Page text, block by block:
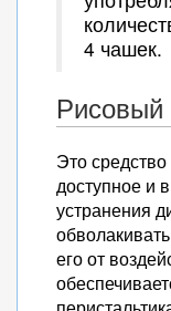
4 чашек.
Рисовый
Это
доступное и
устранения
его от